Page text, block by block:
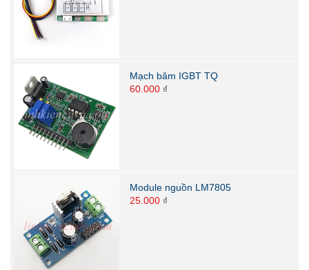
Mạch băm IGBT TQ
60.000 ₫
Module nguồn LM7805
25.000 ₫